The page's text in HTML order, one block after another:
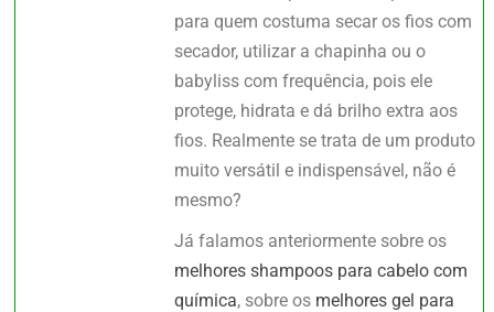
para quem costuma secar os fios com
secador, utilizar a chapinha ou o
babyliss com frequência, pois ele
protege, hidrata e dá brilho extra aos
fios. Realmente se trata de um produto
muito versátil e indispensável, não é
mesmo?
Já falamos anteriormente sobre os
melhores shampoos para cabelo com
química, sobre os melhores gel para